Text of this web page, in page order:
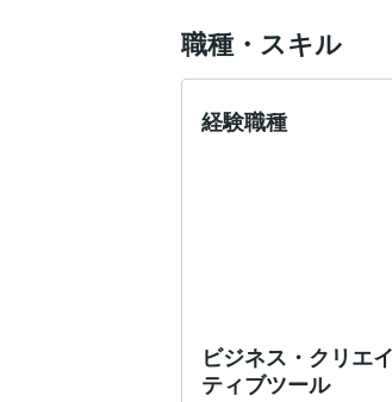
職種・スキル
経験職種
ビジネス・クリエイ
ティブツール